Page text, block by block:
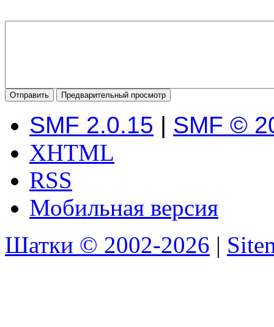
SMF 2.0.15 | SMF ©
XHTML
RSS
Мобильная версия
Шатки © 2002-2026 |